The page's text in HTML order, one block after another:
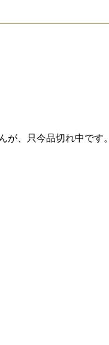
が、只今品切れ中です。